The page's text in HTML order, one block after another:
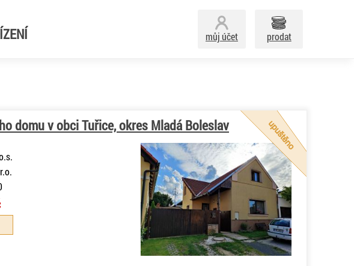
domu v obci Tuřice, okres Mladá Boleslav
můj účet prodat